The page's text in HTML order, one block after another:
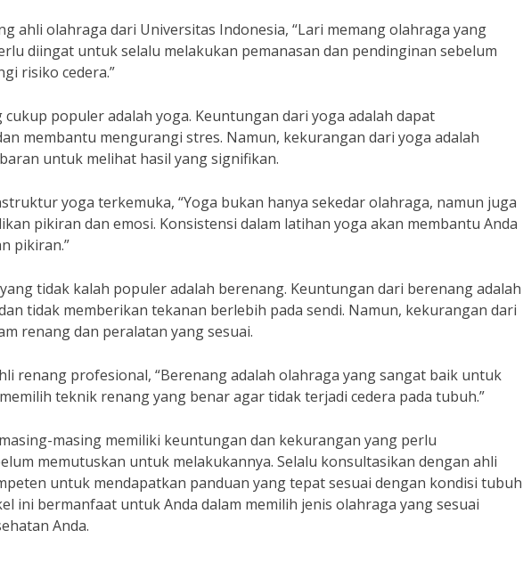
ahli olahraga dari Universitas Indonesia, “Lari memang olahraga yang
diingat untuk selalu melakukan pemanasan dan pendinginan sebelum
risiko cedera.”
populer adalah yoga. Keuntungan dari yoga adalah dapat
membantu mengurangi stres. Namun, kekurangan dari yoga adalah
untuk melihat hasil yang signifikan.
yoga terkemuka, “Yoga bukan hanya sekedar olahraga, namun juga
pikiran dan emosi. Konsistensi dalam latihan yoga akan membantu Anda
pikiran.”
tidak kalah populer adalah berenang. Keuntungan dari berenang adalah
tidak memberikan tekanan berlebih pada sendi. Namun, kekurangan dari
renang dan peralatan yang sesuai.
renang profesional, “Berenang adalah olahraga yang sangat baik untuk
teknik renang yang benar agar tidak terjadi cedera pada tubuh.”
masing memiliki keuntungan dan kekurangan yang perlu
memutuskan untuk melakukannya. Selalu konsultasikan dengan ahli
untuk mendapatkan panduan yang tepat sesuai dengan kondisi tubuh
ini bermanfaat untuk Anda dalam memilih jenis olahraga yang sesuai
Anda.